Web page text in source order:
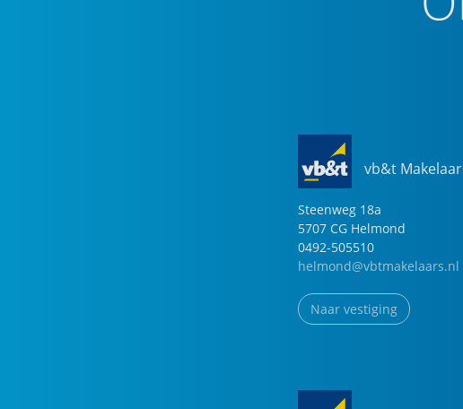
vb&t
Steenweg 18a
5707 CG Helmond
0492-505510
helmond@vbtmakelaars.nl
Naar vestiging